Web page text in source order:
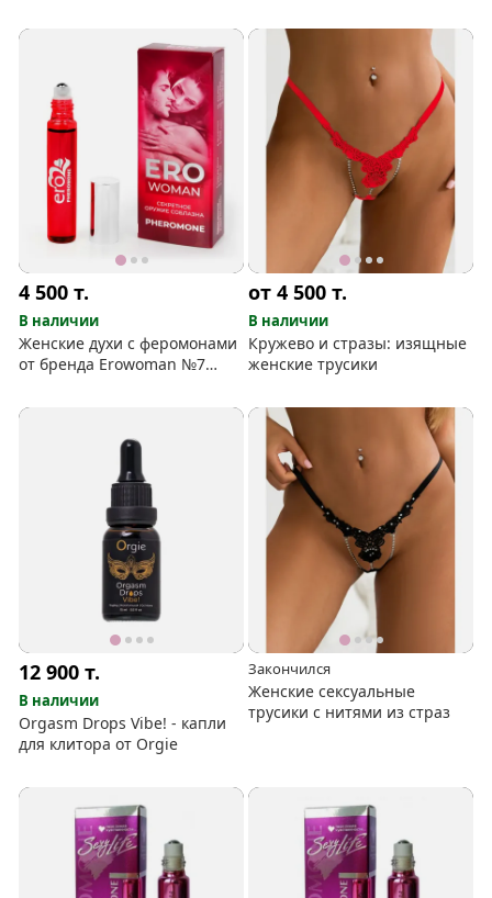
4 500т.
В наличии
Женские духи с феромонами
от бренда Erowoman №7
от 4 500т.
В наличии
Кружево и стразы: изящные
женские трусики
12 900т.
В наличии
Orgasm Drops Vibe! - капли
для клитора от Orgie
Закончился
Женские сексуальные
трусики с нитями из страз